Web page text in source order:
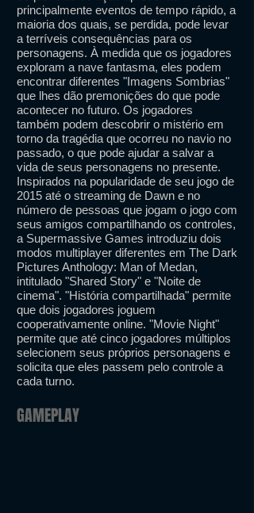
principalmente eventos de tempo rápido, a
maioria dos quais, se perdida, pode levar
a terríveis consequências para os
personagens. À medida que os jogadores
exploram a nave fantasma, eles podem
encontrar diferentes "Imagens Sombrias"
que lhes dão premonições do que pode
acontecer no futuro. Os jogadores
também podem descobrir o mistério em
torno da tragédia que ocorreu no navio no
passado, o que pode ajudar a salvar a
vida de seus personagens no presente.
Inspirados na popularidade de seu jogo de
2015 até o streaming de Dawn e no
número de pessoas que jogam o jogo com
seus amigos compartilhando os controles,
a Supermassive Games introduziu dois
modos multiplayer diferentes em The Dark
Pictures Anthology: Man of Medan,
intitulado "Shared Story" e "Noite de
cinema". "História compartilhada" permite
que dois jogadores joguem
cooperativamente online. "Movie Night"
permite que até cinco jogadores múltiplos
selecionem seus próprios personagens e
solicita que eles passem pelo controle a
cada turno.
GAMEPLAY